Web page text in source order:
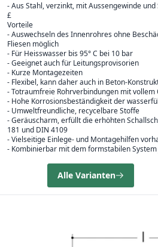
- Aus Stahl, verzinkt, mit Aussengewinde und
£
Vorteile
- Auswechseln des Innenrohres ohne
Fliesen möglich
- Für Heisswasser bis 95° C bei 10 bar
- Geeignet auch für Leitungsprovisorien
- Kurze Montagezeiten
- Flexibel, kann daher auch in Beton-
- Totraumfreie Rohrverbindungen mit vollem
- Hohe Korrosionsbeständigkeit der
- Umweltfreundliche, recycelbare Stoffe
- Geräuscharm, erfüllt die erhöhten
181 und DIN 4109
- Vielseitige Einlege- und Montagehilfen
- Kombinierbar mit dem formstabilen System
Alle Varianten